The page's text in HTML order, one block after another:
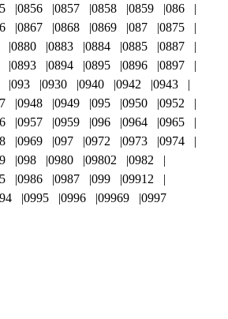
0856 0857 0858 0859
086
0867 0868 0869 087
0875
0880 0883 0884 0885
0887
0893 0894 0895 0896
0897
093 0930 0940 0942
0943
0948 0949 095 0950
0952
0957 0959 096 0964
0965
0969 097 0972 0973
0974
098 0980 09802
0982
0986 0987 099
09912
0995 0996 09969 0997